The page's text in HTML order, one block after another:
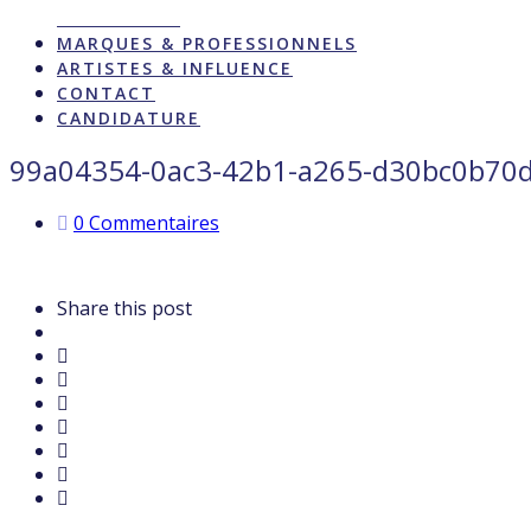
MARQUES & PROFESSIONNELS
ARTISTES & INFLUENCE
CONTACT
CANDIDATURE
99a04354-0ac3-42b1-a265-
0 Commentaires
Share this post